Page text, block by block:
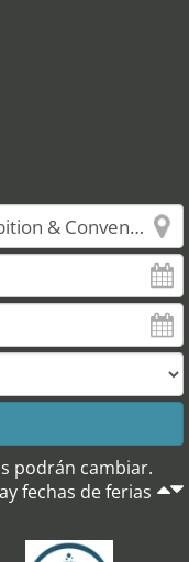
podrán cambiar.
fechas de ferias